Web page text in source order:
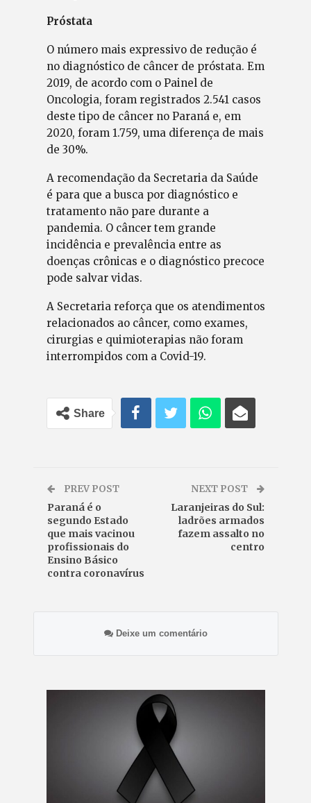
Próstata
O número mais expressivo de redução é
no diagnóstico de câncer de próstata. Em
2019, de acordo com o Painel de
Oncologia, foram registrados 2.541 casos
deste tipo de câncer no Paraná e, em
2020, foram 1.759, uma diferença de mais
de 30%.
A recomendação da Secretaria da Saúde
é para que a busca por diagnóstico e
tratamento não pare durante a
pandemia. O câncer tem grande
incidência e prevalência entre as
doenças crônicas e o diagnóstico precoce
pode salvar vidas.
A Secretaria reforça que os atendimentos
relacionados ao câncer, como exames,
cirurgias e quimioterapias não foram
interrompidos com a Covid-19.
Share
PREV POST
Paraná é o
segundo Estado
que mais vacinou
profissionais do
Ensino Básico
contra coronavírus
NEXT POST
Laranjeiras do Sul:
ladrões armados
fazem assalto no
centro
Deixe um comentário